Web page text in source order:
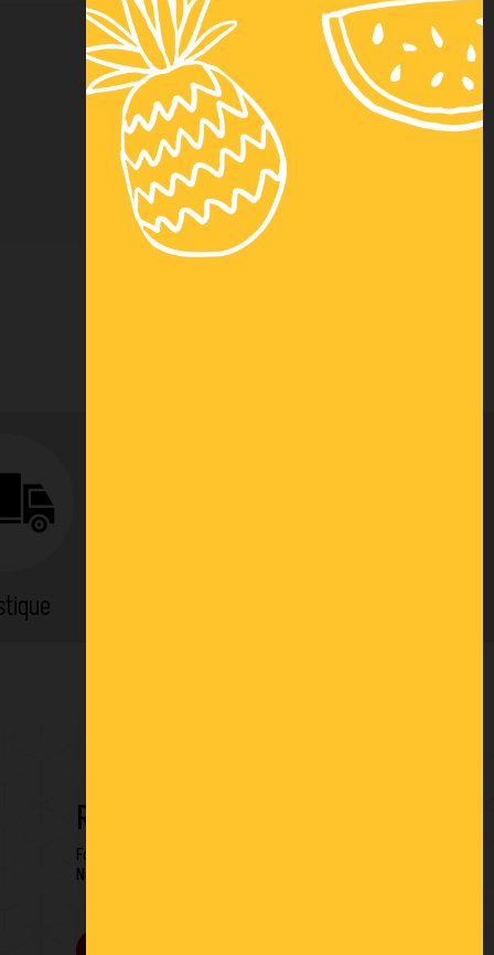
RESTONS EN CONTACT
Formulaire de contact
Newsletter